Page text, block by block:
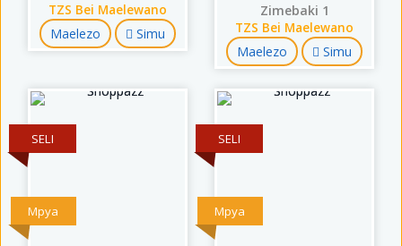
TZS Bei Maelewano
Maelezo Simu
Zimebaki 1
TZS Bei Maelewano
Maelezo Simu
Mpya
SELI
Mpya
SELI